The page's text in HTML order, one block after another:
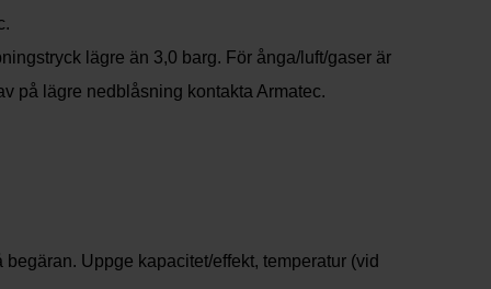
lägre än 3,0 barg. För ånga/luft/gaser är
på lägre nedblåsning kontakta Armatec.
Uppge kapacitet/effekt, temperatur (vid